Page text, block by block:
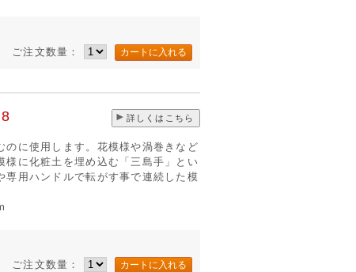
ご注文数量：
詳しくはこちら
に使用します。花模様や渦巻きなど
様に化粧土を埋め込む「三島手」とい
専用ハンドルで転がす事で連続した模
ご注文数量：